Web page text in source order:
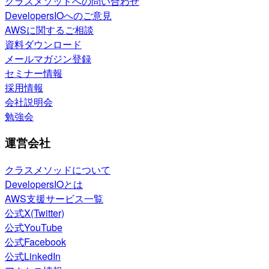
DevelopersIOへのご意見
AWSに関するご相談
資料ダウンロード
メールマガジン登録
セミナー情報
採用情報
会社説明会
勉強会
運営会社
クラスメソッドについて
DevelopersIOとは
AWS支援サービス一覧
公式X(Twitter)
公式YouTube
公式Facebook
公式LinkedIn